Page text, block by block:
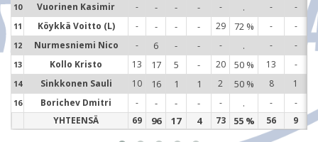
10 Vuorinen Kasimir - - - - - . - -
11 Köykkä Voitto (L) - - - - 29 72 % - -
12 Nurmesniemi Nico - 6 - - - . - -
13 Kollo Kristo 13 17 5 - 20 50 % 13 -
14 Sinkkonen Sauli 10 16 1 1 2 50 % 8 1
16 Borichev Dmitri - - - - - . -
-
YHTEENSÄ
69 96 17 4 73 55 % 56 9
10
11
14
16